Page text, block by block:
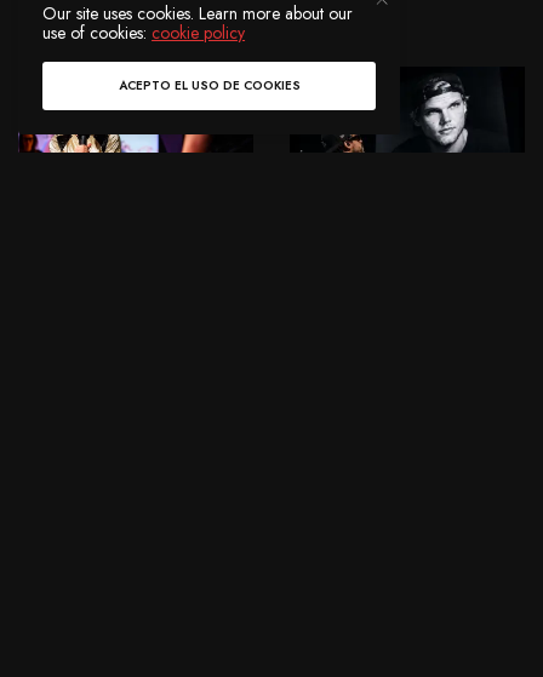
PERRITO “LIAM”.
Our site uses cookies. Learn more about our
use of cookies:cookie policy
ACEPTO EL USO DE COOKIES